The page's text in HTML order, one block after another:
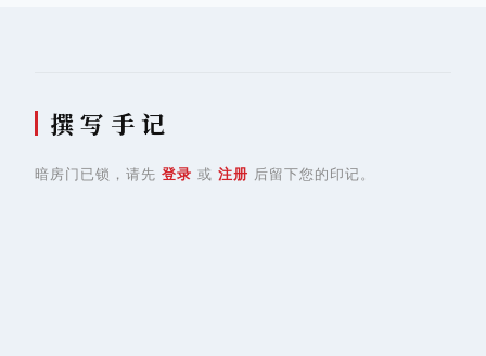
撰 写 手 记
暗房门已锁，请先 登录 或 注册 后留下您的印记。